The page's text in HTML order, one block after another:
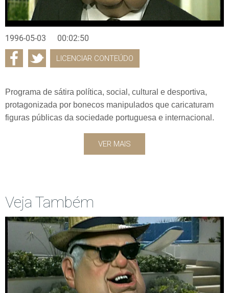
1996-05-03 00:02:50
LICENCIAR CONTEÚDO
Programa de sátira política, social, cultural e desportiva,
protagonizada por bonecos manipulados que caricaturam
figuras públicas da sociedade portuguesa e internacional.
VER MAIS
Veja Também